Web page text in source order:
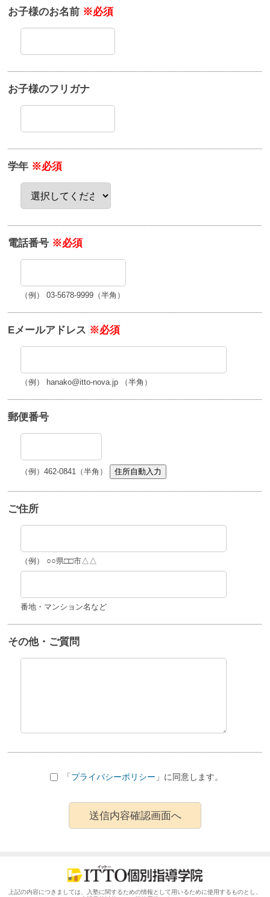
お子様のお名前 ※必須
お子様のフリガナ
学年 ※必須
電話番号 ※必須
（例） 03-5678-9999（半角）
Eメールアドレス ※必須
（例） hanako@itto-nova.jp （半角）
郵便番号
（例）462-0841（半角） 住所自動入力
ご住所
（例） ○○県□□市△△
番地・マンション名など
その他・ご質問
「プライバシーポリシー 」に同意します。
上記の内容につきましては、入塾に関するための情報として用いるために使用するものとし、